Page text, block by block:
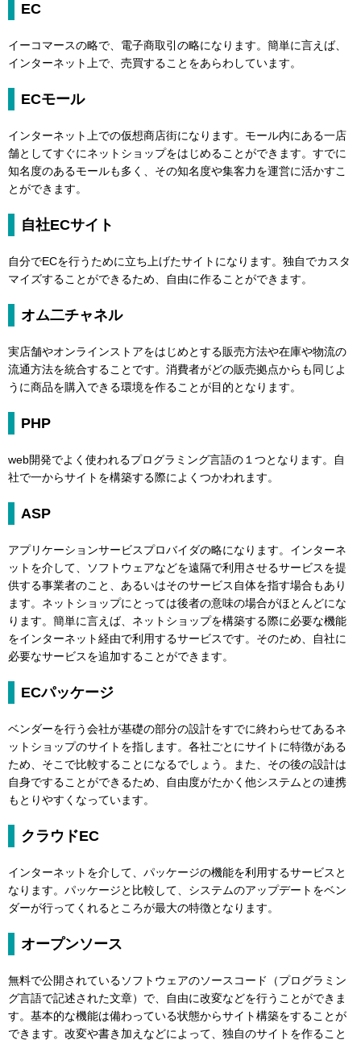
EC
イーコマースの略で、電子商取引の略になります。簡単に言えば、
インターネット上で、売買することをあらわしています。
ECモール
インターネット上での仮想商店街になります。モール内にある一店
舗としてすぐにネットショップをはじめることができます。すでに
知名度のあるモールも多く、その知名度や集客力を運営に活かすこ
とができます。
自社ECサイト
自分でECを行うために立ち上げたサイトになります。独自でカスタ
マイズすることができるため、自由に作ることができます。
オム二チャネル
実店舗やオンラインストアをはじめとする販売方法や在庫や物流の
流通方法を統合することです。消費者がどの販売拠点からも同じよ
うに商品を購入できる環境を作ることが目的となります。
PHP
web開発でよく使われるプログラミング言語の１つとなります。自
社で一からサイトを構築する際によくつかわれます。
ASP
アプリケーションサービスプロバイダの略になります。インターネ
ットを介して、ソフトウェアなどを遠隔で利用させるサービスを提
供する事業者のこと、あるいはそのサービス自体を指す場合もあり
ます。ネットショップにとっては後者の意味の場合がほとんどにな
ります。簡単に言えば、ネットショップを構築する際に必要な機能
をインターネット経由で利用するサービスです。そのため、自社に
必要なサービスを追加することができます。
ECパッケージ
ベンダーを行う会社が基礎の部分の設計をすでに終わらせてあるネ
ットショップのサイトを指します。各社ごとにサイトに特徴がある
ため、そこで比較することになるでしょう。また、その後の設計は
自身ですることができるため、自由度がたかく他システムとの連携
もとりやすくなっています。
クラウドEC
インターネットを介して、パッケージの機能を利用するサービスと
なります。パッケージと比較して、システムのアップデートをベン
ダーが行ってくれるところが最大の特徴となります。
オープンソース
無料で公開されているソフトウェアのソースコード（プログラミン
グ言語で記述された文章）で、自由に改変などを行うことができま
す。基本的な機能は備わっている状態からサイト構築をすることが
できます。改変や書き加えなどによって、独自のサイトを作ること